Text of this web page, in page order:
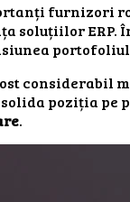
furnizori
soluțiilor
considerabil
poziția pe
.